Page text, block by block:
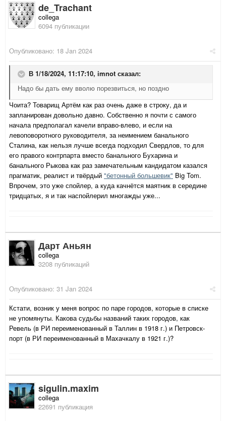
de_Trachant
collega
6094 публикации
Опубликовано: 18 Jan 2024
В 1/18/2024, 11:17:10, imnot сказал:
Надо бы дать ему вволю порезвиться, но поздно
Чоита? Товарищ Артём как раз очень даже в строку, да и
запланирован довольно давно. Собственно я почти с самого
начала предполагал качели вправо-влево, и если на
левоповоротного руководителя, за неимением банального
Сталина, как нельзя лучше всегда подходил Свердлов, то для
его правого контрпарта вместо банального Бухарина и
банального Рыкова как раз замечательным кандидатом казался
прагматик, реалист и твёрдый "бетонный большевик" Big Tom.
Впрочем, это уже спойлер, а куда качнётся маятник в середине
тридцатых, я и так наспойлерил многажды уже...
Дарт Аньян
collega
3208 публикаций
Опубликовано: 31 Jan 2024
Кстати, возник у меня вопрос по паре городов, которые в списке
не упомянуты. Какова судьбы названий таких городов, как
Ревель (в РИ переименованный в Таллин в 1918 г.) и Петровск-
порт (в РИ переименованный в Махачкалу в 1921 г.)?
sigulin.maxim
collega
22691 публикация